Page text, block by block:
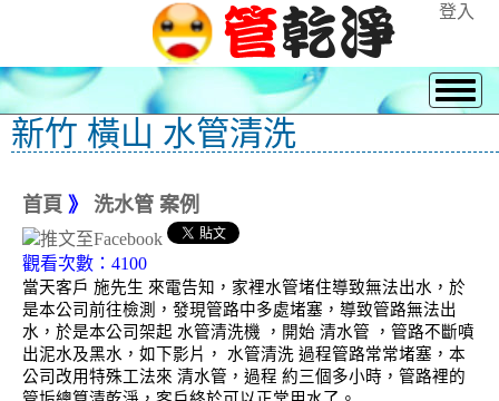
登入
新竹 橫山 水管清洗
首頁 》 洗水管 案例
觀看次數：4100
當天客戶 施先生 來電告知，家裡水管堵住導致無法出水，於
是本公司前往檢測，發現管路中多處堵塞，導致管路無法出
水，於是本公司架起 水管清洗機 ，開始 清水管 ，管路不斷噴
出泥水及黑水，如下影片， 水管清洗 過程管路常常堵塞，本
公司改用特殊工法來 清水管，過程 約三個多小時，管路裡的